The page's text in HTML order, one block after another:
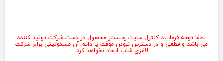
لطفا توجه فرمایید کنترل سایت رجیستر محصول در دست شرکت تولید کننده
می باشد و قطعی و در دسترس نبودن موقت یا دائم آن مسئولیتی برای شرکت
لاغری شاپ ایجاد نخواهد کرد.